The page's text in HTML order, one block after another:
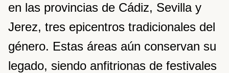
en las provincias de Cádiz, Sevilla y
Jerez, tres epicentros tradicionales del
género. Estas áreas aún conservan su
legado, siendo anfitrionas de festivales